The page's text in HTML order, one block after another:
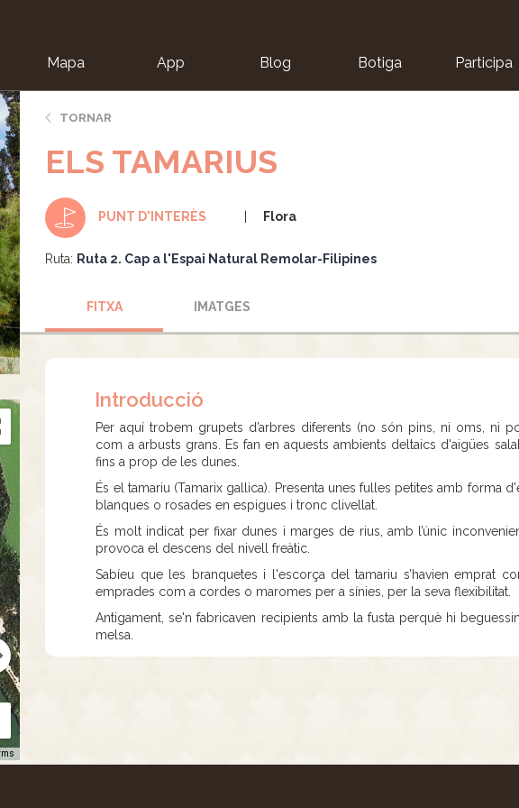
Mapa App Blog Botiga Participa
TORNAR
ELS TAMARIUS
PUNT D'INTERÈS Flora
Ruta: Ruta 2. Cap a l'Espai Natural Remolar-Filipines
FITXA IMATGES
Introducció
Per aquí trobem grupets d’arbres diferents (no són pins, ni oms, ni
com a arbusts grans. Es fan en aquests ambients deltaics d'aigües
fins a prop de les dunes.
És el tamariu (Tamarix gallica). Presenta unes fulles petites amb forma
blanques o rosades en espigues i tronc clivellat.
És molt indicat per fixar dunes i marges de rius, amb l’únic
provoca el descens del nivell freàtic.
Sabíeu que les branquetes i l'escorça del tamariu s’havien emprat
emprades com a cordes o maromes per a sínies, per la seva flexibilitat.
Antigament, se'n fabricaven recipients amb la fusta perquè hi
melsa.